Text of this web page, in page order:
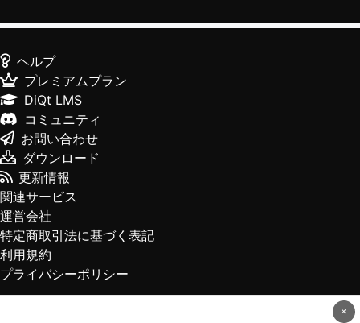
×
ヘルプ
プレミアムプラン
DiQt LMS
コミュニティ
お問い合わせ
ダウンロード
更新情報
関連サービス
運営会社
特定商取引法に基づく表記
利用規約
プライバシーポリシー